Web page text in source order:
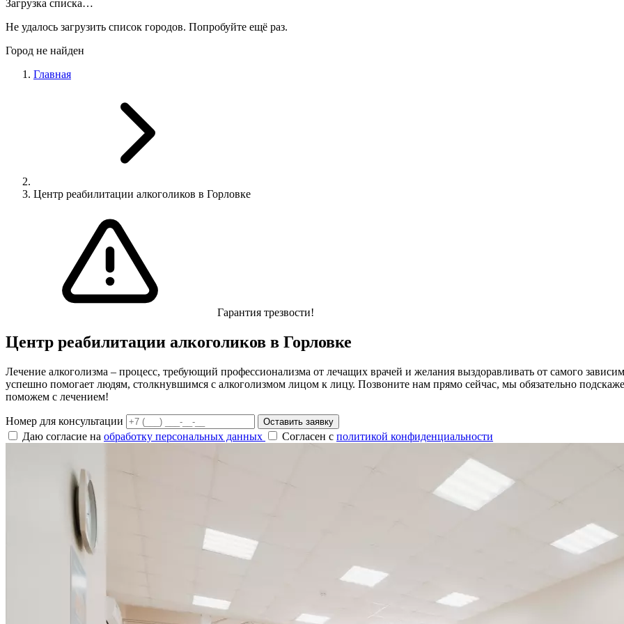
Загрузка списка…
Не удалось загрузить список городов. Попробуйте ещё раз.
Город не найден
Главная
Центр реабилитации алкоголиков в Горловке
Гарантия трезвости!
Центр реабилитации алкоголиков в Горловке
Лечение алкоголизма – процесс, требующий профессионализма от лечащих врачей и желания выздоравливать от самого
успешно помогает людям, столкнувшимся с алкоголизмом лицом к лицу. Позвоните нам прямо сейчас, мы обязательно
поможем с лечением!
Номер для консультации Оставить заявку
Даю согласие на обработку персональных данных Согласен с политикой конфиденциальности